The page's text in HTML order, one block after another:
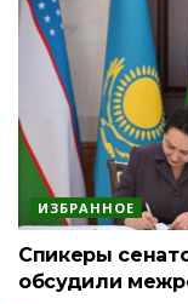
ИЗБРАННОЕ
Спикеры
обсудили